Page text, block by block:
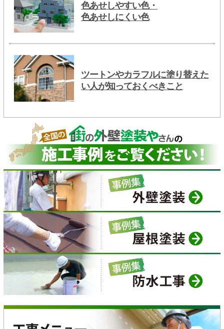
色あせしやすい色・
色あせしにくい色
ツートンやカラフルに塗り替えた
い人が知っておくべきこと